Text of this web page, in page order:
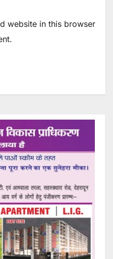
website in this browser